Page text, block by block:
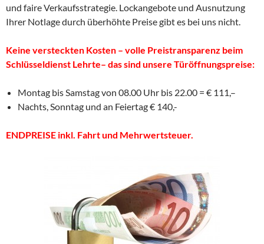
und faire Verkaufsstrategie. Lockangebote und Ausnutzung
Ihrer Notlage durch überhöhte Preise gibt es bei uns nicht.
Keine versteckten Kosten – volle Preistransparenz beim
Schlüsseldienst Lehrte– das sind unsere Türöffnungspreise:
Montag bis Samstag von 08.00 Uhr bis 22.00 = € 111,–
Nachts, Sonntag und an Feiertag € 140,-
ENDPREISE inkl. Fahrt und Mehrwertsteuer.